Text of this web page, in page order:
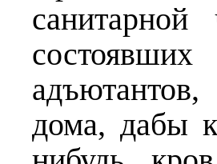
дома, дабы